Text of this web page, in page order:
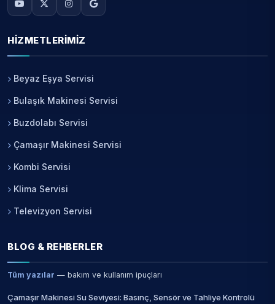
HIZMETLERIMIZ
Beyaz Eşya Servisi
Bulaşık Makinesi Servisi
Buzdolabı Servisi
Çamaşır Makinesi Servisi
Kombi Servisi
Klima Servisi
Televizyon Servisi
BLOG & REHBERLER
Tüm yazılar — bakım ve kullanım ipuçları
Çamaşır Makinesi Su Seviyesi: Basınç, Sensör ve Tahliye Kontrolü